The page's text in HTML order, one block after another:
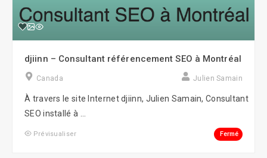
djiinn – Consultant référencement SEO à Montréal
Canada Julien Samain
À travers le site Internet djiinn, Julien Samain, Consultant
SEO installé à ...
Prévisualiser Fermé